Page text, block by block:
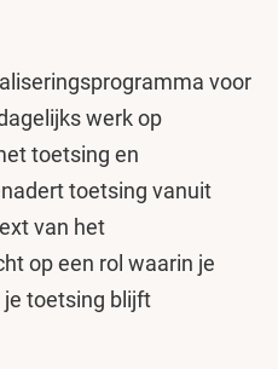
voor
werk op
toetsing en
toetsing vanuit
van het
op een rol waarin je
toetsing blijft